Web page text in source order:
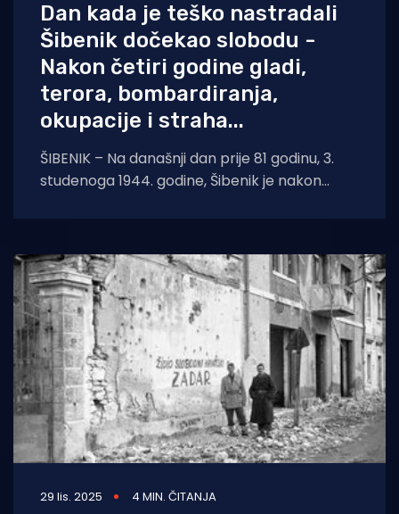
Dan kada je teško nastradali
Šibenik dočekao slobodu -
Nakon četiri godine gladi,
terora, bombardiranja,
okupacije i straha...
ŠIBENIK – Na današnji dan prije 81 godinu, 3.
studenoga 1944. godine, Šibenik je nakon
konačno
29 lis. 2025 4 MIN. ČITANJA